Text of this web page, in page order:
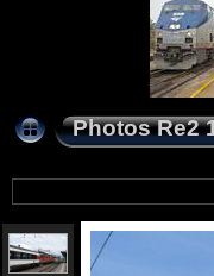
Photos Re2